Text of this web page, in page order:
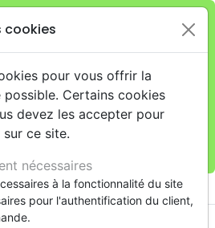
au 11 rue de Rive,
Genèveclose
est limitée au retrait en
veuillez passer vos
La Maison de la Bible
shopping_cart
cookies
pour vous offrir la
possible. Certains cookies
devez les accepter pour
ce site.
nécessaires
à la fonctionnalité du site
pour l'authentification du client,